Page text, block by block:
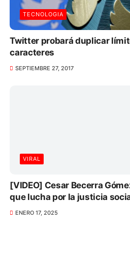
TECNOLOGIA
Twitter probará duplicar
caracteres
SEPTIEMBRE 27, 2017
VIRAL
[VIDEO] Cesar Becerra
que lucha por la justicia
ENERO 17, 2025